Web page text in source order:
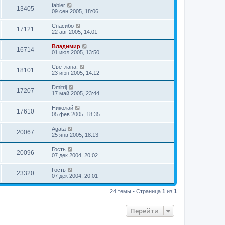
13405
fabler
09 сен 2005, 18:06
17121
Спасибо
22 авг 2005, 14:01
16714
Владимир
01 июл 2005, 13:50
18101
Светлана.
23 июн 2005, 14:12
17207
Dmitrij
17 май 2005, 23:44
17610
Николай
05 фев 2005, 18:35
20067
Agata
25 янв 2005, 18:13
20096
Гость
07 дек 2004, 20:02
23320
Гость
07 дек 2004, 20:01
24 темы • Страница 1 из 1
Перейти